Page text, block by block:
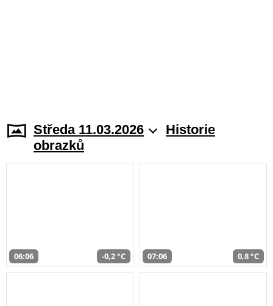
Středa 11.03.2026
Historie
obrazků
06:06 -0,2 °C 07:06 0,8 °C